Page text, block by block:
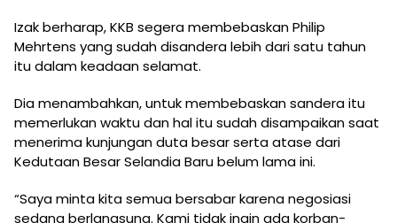
Izak berharap, KKB segera membebaskan Philip
Mehrtens yang sudah disandera lebih dari satu tahun
itu dalam keadaan selamat.
Dia menambahkan, untuk membebaskan sandera itu
memerlukan waktu dan hal itu sudah disampaikan saat
menerima kunjungan duta besar serta atase dari
Kedutaan Besar Selandia Baru belum lama ini.
“Saya minta kita semua bersabar karena negosiasi
sedang berlangsung. Kami tidak ingin ada korban-